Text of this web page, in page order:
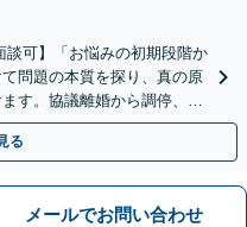
談可】「お悩みの初期段階か
問題の本質を探り、真の原
す。協議離婚から調停、審
にすべて対応
る
メールでお問い合わせ